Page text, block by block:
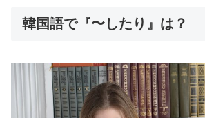
韓国語で『〜したり』は？